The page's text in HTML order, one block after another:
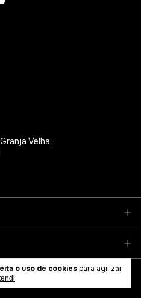
o uso de cookiespara agilizar
Velha,